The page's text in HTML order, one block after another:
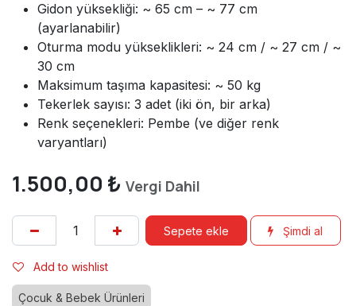
Gidon yüksekliği: ~ 65 cm – ~ 77 cm
(ayarlanabilir)
Oturma modu yükseklikleri: ~ 24 cm / ~ 27 cm / ~
30 cm
Maksimum taşıma kapasitesi: ~ 50 kg
Tekerlek sayısı: 3 adet (iki ön, bir arka)
Renk seçenekleri: Pembe (ve diğer renk
varyantları)
1.500,00 ₺ Vergi Dahil
Sepete ekle Şimdi al
Add to wishlist
Çocuk & Bebek Ürünleri